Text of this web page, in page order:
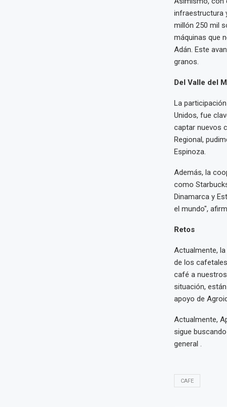
infraestructura
millón 250 mil
máquinas que
Adán. Este
granos.
Del Valle del
La
Unidos, fue
captar nuevos
Regional,
Espinoza.
Además, la
como
Dinamarca y
el mundo",
Retos
Actualmente,
de los
café a
situación,
apoyo de
Actualmente,
sigue
general .
CAFE